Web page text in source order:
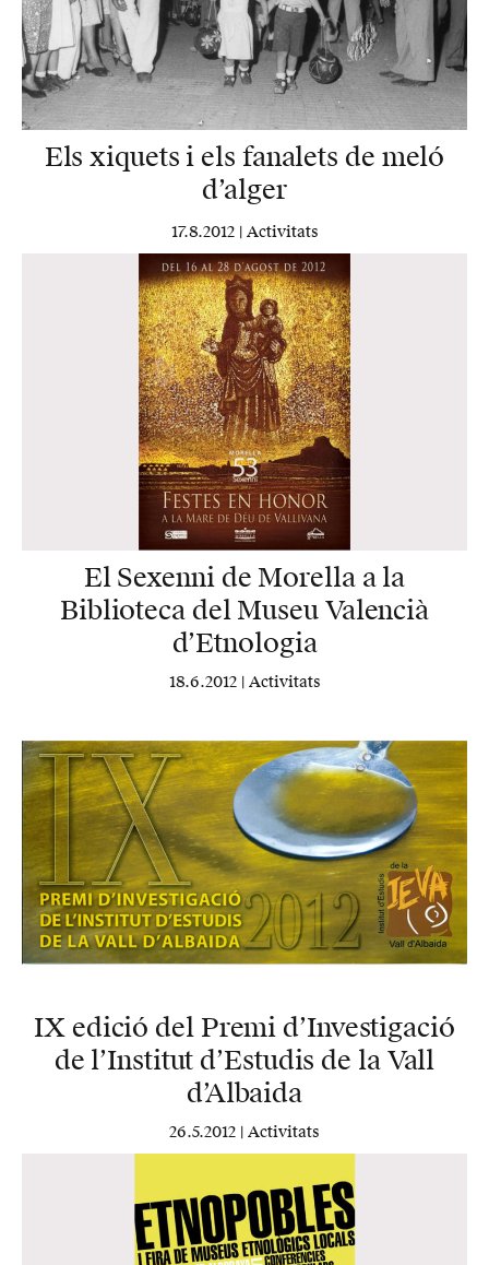
Els xiquets i els fanalets de meló
d’alger
17.8.2012 | Activitats
El Sexenni de Morella a la
Biblioteca del Museu Valencià
d’Etnologia
18.6.2012 | Activitats
IX edició del Premi d’Investigació
de l’Institut d’Estudis de la Vall
d’Albaida
26.5.2012 | Activitats